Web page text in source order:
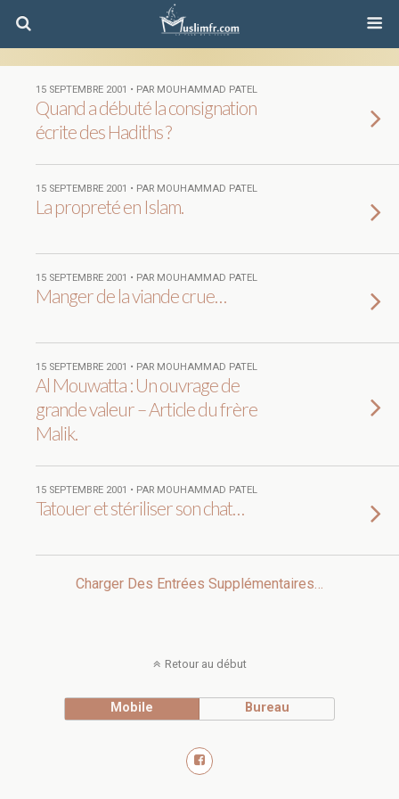
15 SEPTEMBRE 2001 • PAR MOUHAMMAD PATEL
Quand a débuté la consignation
écrite des Hadiths ?
15 SEPTEMBRE 2001 • PAR MOUHAMMAD PATEL
La propreté en Islam.
15 SEPTEMBRE 2001 • PAR MOUHAMMAD PATEL
Manger de la viande crue…
15 SEPTEMBRE 2001 • PAR MOUHAMMAD PATEL
Al Mouwatta : Un ouvrage de
grande valeur – Article du frère
Malik.
15 SEPTEMBRE 2001 • PAR MOUHAMMAD PATEL
Tatouer et stériliser son chat…
Charger Des Entrées Supplémentaires…
Retour au début
Mobile Bureau